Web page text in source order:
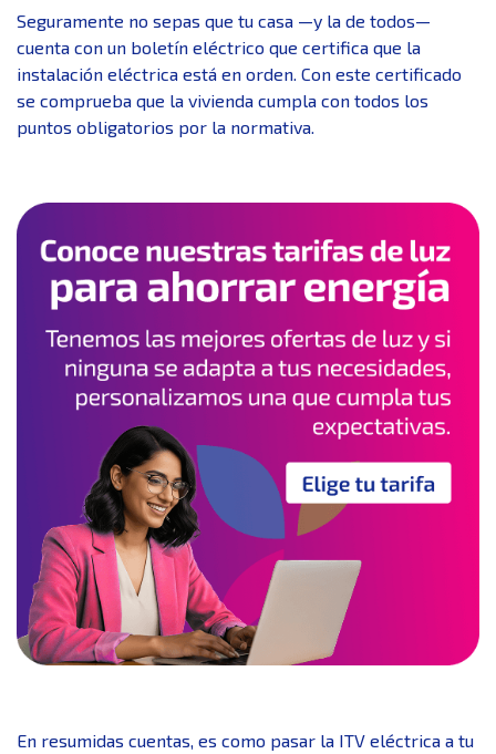
Seguramente no sepas que tu casa —y la de todos—
cuenta con un boletín eléctrico que certifica que la
instalación eléctrica está en orden. Con este certificado
se comprueba que la vivienda cumpla con todos los
puntos obligatorios por la normativa.
En resumidas cuentas, es como pasar la ITV eléctrica a tu